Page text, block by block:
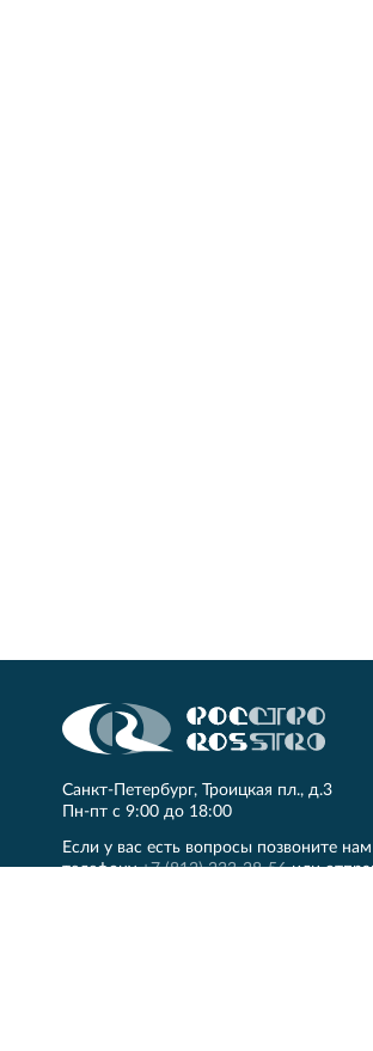
Санкт‐Петербург, Троицкая пл., д.3
Пн‐пт с 9:00 до 18:00
Если у вас есть вопросы позвоните
телефону+7 (812) 233-28-56или